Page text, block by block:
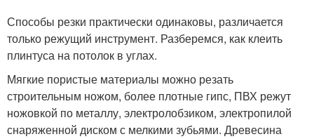
Способы резки практически одинаковы, различается
только режущий инструмент. Разберемся, как клеить
плинтуса на потолок в углах.
Мягкие пористые материалы можно резать
строительным ножом, более плотные гипс, ПВХ режут
ножовкой по металлу, электролобзиком, электропилой
снаряженной диском с мелкими зубьями. Древесина